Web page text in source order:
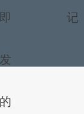
即
发
的
记